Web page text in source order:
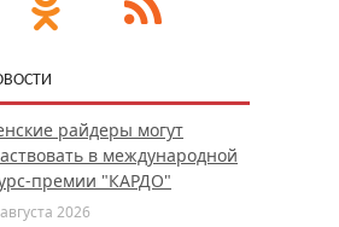
райдеры могут
в международной
премии "КАРДО"
2026